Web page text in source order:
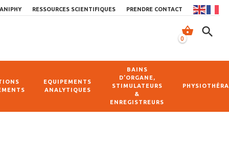
0
shopping_basket search
RESSOURCES SCIENTIFIQUES PRENDRE CONTACT
EQUIPEMENTS
ANALYTIQUES
BAINS
D’ORGANE,
STIMULATEURS
&
ENREGISTREURS